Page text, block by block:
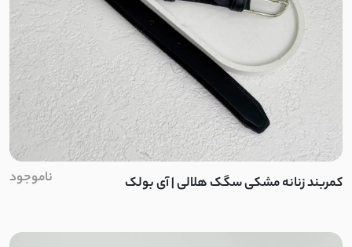
دورس بیسکویتی
داکرون
جیر
کتان نخ
کمربند زنانه مشکی سگک هلالی | آی بولک ناموجود